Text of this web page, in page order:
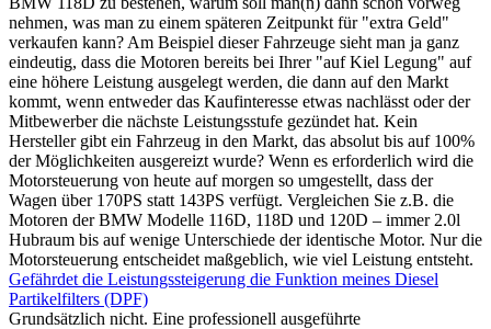
nehmen, was man zu einem späteren Zeitpunkt für "extra Geld"
verkaufen kann? Am Beispiel dieser Fahrzeuge sieht man ja ganz
eindeutig, dass die Motoren bereits bei Ihrer "auf Kiel Legung" auf
eine höhere Leistung ausgelegt werden, die dann auf den Markt
kommt, wenn entweder das Kaufinteresse etwas nachlässt oder der
Mitbewerber die nächste Leistungsstufe gezündet hat. Kein
Hersteller gibt ein Fahrzeug in den Markt, das absolut bis auf 100%
der Möglichkeiten ausgereizt wurde? Wenn es erforderlich wird die
Motorsteuerung von heute auf morgen so umgestellt, dass der
Wagen über 170PS statt 143PS verfügt. Vergleichen Sie z.B. die
Motoren der BMW Modelle 116D, 118D und 120D – immer 2.0l
Hubraum bis auf wenige Unterschiede der identische Motor. Nur die
Motorsteuerung entscheidet maßgeblich, wie viel Leistung entsteht.
Gefährdet die Leistungssteigerung die Funktion meines Diesel
Partikelfilters (DPF)
Grundsätzlich nicht. Eine professionell ausgeführte